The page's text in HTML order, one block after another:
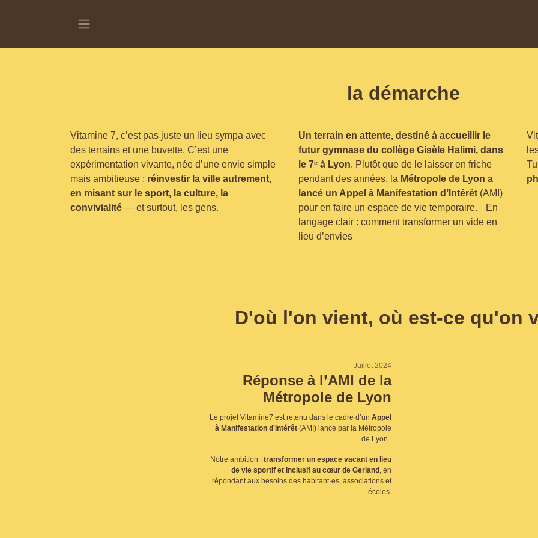
la démarche
Vitamine 7, c’est pas juste un lieu sympa avec
des terrains et une buvette. C’est une
expérimentation vivante, née d’une envie simple
mais ambitieuse : réinvestir la ville autrement,
en misant sur le sport, la culture, la
convivialité — et surtout, les gens.
Un terrain en attente, destiné à accueillir le
futur gymnase du collège Gisèle Halimi, dans
le 7ᵉ à Lyon. Plutôt que de le laisser en friche
pendant des années, la Métropole de Lyon a
lancé un Appel à Manifestation d’Intérêt (AMI)
pour en faire un espace de vie temporaire. En
langage clair : comment transformer un vide en
lieu d’envies
D'où l'on vient, où est-ce qu'on
Juillet 2024
Réponse à l’AMI de la
Métropole de Lyon
Le projet Vitamine7 est retenu dans le cadre d’un Appel
à Manifestation d'Intérêt (AMI) lancé par la Métropole
de Lyon.
Notre ambition : transformer un espace vacant en lieu
de vie sportif et inclusif au cœur de Gerland , en
répondant aux besoins des habitant·es, associations et
écoles.